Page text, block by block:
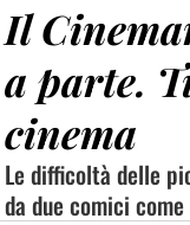
Il
a parte.
cinema
Le difficoltà delle
da due comici